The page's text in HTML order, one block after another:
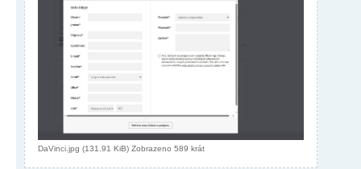
DaVinci.jpg (131.91 KiB) Zobrazeno 589 krát